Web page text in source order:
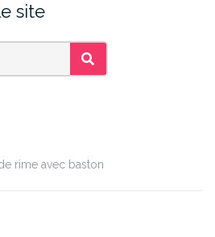
site
SEARCH
rime avec baston